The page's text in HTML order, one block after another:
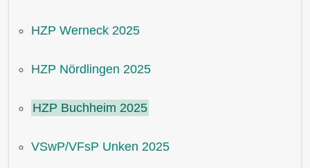
HZP Werneck 2025
HZP Nördlingen 2025
HZP Buchheim 2025
VSwP/VFsP Unken 2025